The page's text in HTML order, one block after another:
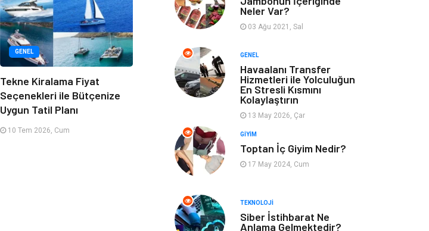
GENEL
Tekne Kiralama Fiyat
Seçenekleri ile Bütçenize
Uygun Tatil Planı
10 Tem 2026, Cum
İnternet Turizm
Gayrimenkul
Astroloji Müzik
Gençlik
Sigorta Bakım
Neler Var?
03 Ağu 2021, Sal
GENEL
Havaalanı Transfer
Hizmetleri ile Yolculuğun
En Stresli Kısmını
Kolaylaştırın
13 May 2026, Çar
GIYIM
Toptan İç Giyim Nedir?
17 May 2024, Cum
TEKNOLOJI
Siber İstihbarat Ne
Anlama Gelmektedir?